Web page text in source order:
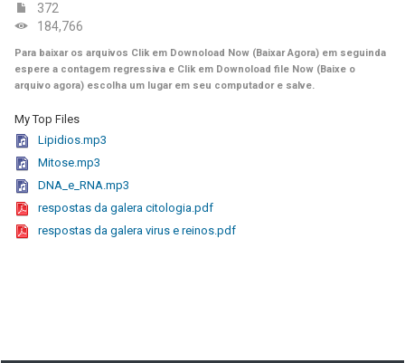
372
184,766
Para baixar os arquivos Clik em Downoload Now (Baixar Agora) em seguinda
espere a contagem regressiva e Clik em Downoload file Now (Baixe o
arquivo agora) escolha um lugar em seu computador e salve.
My Top Files
Lipidios.mp3
Mitose.mp3
DNA_e_RNA.mp3
respostas da galera citologia.pdf
respostas da galera virus e reinos.pdf